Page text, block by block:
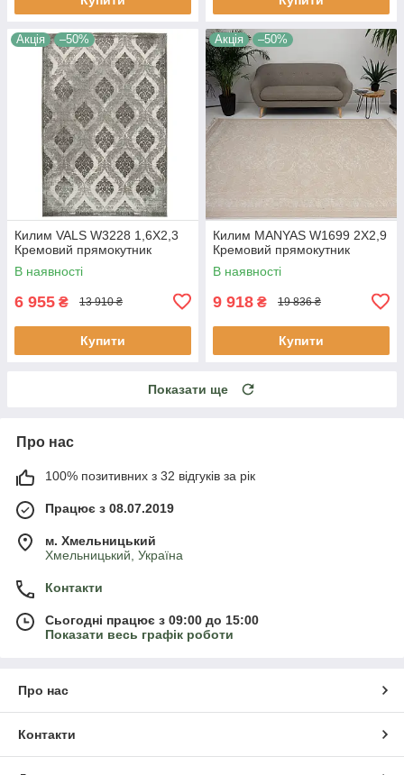
Акція –50%
Килим VALS W3228 1,6Х2,3
Кремовий прямокутник
В наявності
6 955 ₴ 13 910 ₴
Купити
Акція –50%
Килим MANYAS W1699 2Х2,9
Кремовий прямокутник
В наявності
9 918 ₴ 19 836 ₴
Купити
Показати ще
Про нас
100% позитивних з 32 відгуків за рік
Працює з 08.07.2019
м. Хмельницький
Хмельницький, Україна
Контакти
Сьогодні працює з 09:00 до 15:00
Показати весь графік роботи
Про нас
Контакти